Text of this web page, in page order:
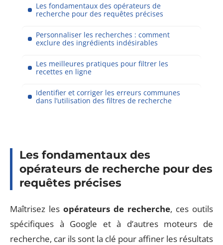
Les fondamentaux des opérateurs de
recherche pour des requêtes précises
Personnaliser les recherches : comment
exclure des ingrédients indésirables
Les meilleures pratiques pour filtrer les
recettes en ligne
Identifier et corriger les erreurs communes
dans l’utilisation des filtres de recherche
Les fondamentaux des
opérateurs de recherche pour des
requêtes précises
Maîtrisez les opérateurs de recherche, ces outils
spécifiques à Google et à d’autres moteurs de
recherche, car ils sont la clé pour affiner les résultats